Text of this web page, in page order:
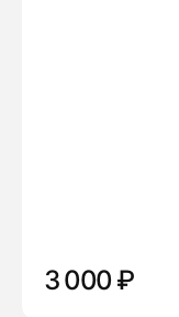
3 000 ₽